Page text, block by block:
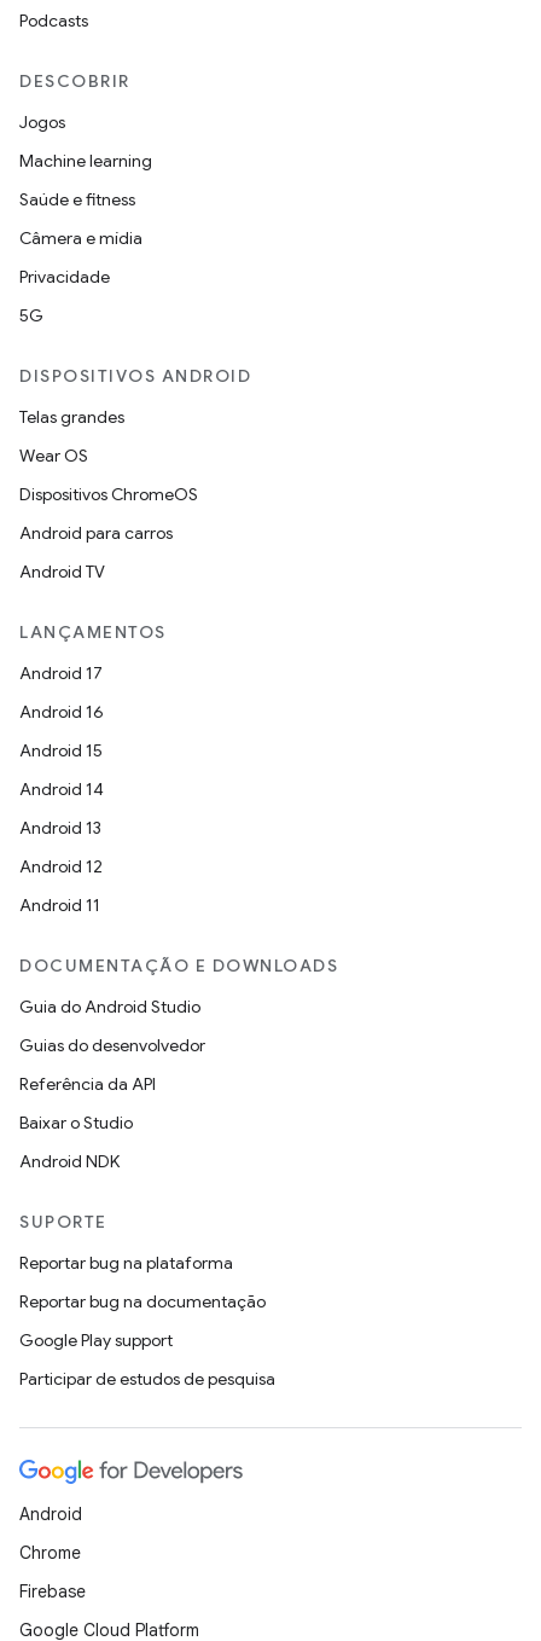
Podcasts
DESCOBRIR
Jogos
Machine learning
Saúde e fitness
Câmera e mídia
Privacidade
5G
DISPOSITIVOS ANDROID
Telas grandes
Wear OS
Dispositivos ChromeOS
Android para carros
Android TV
LANÇAMENTOS
Android 17
Android 16
Android 15
Android 14
Android 13
Android 12
Android 11
DOCUMENTAÇÃO E DOWNLOADS
Guia do Android Studio
Guias do desenvolvedor
Referência da API
Baixar o Studio
Android NDK
SUPORTE
Reportar bug na plataforma
Reportar bug na documentação
Google Play support
Participar de estudos de pesquisa
Android
Chrome
Firebase
Google Cloud Platform